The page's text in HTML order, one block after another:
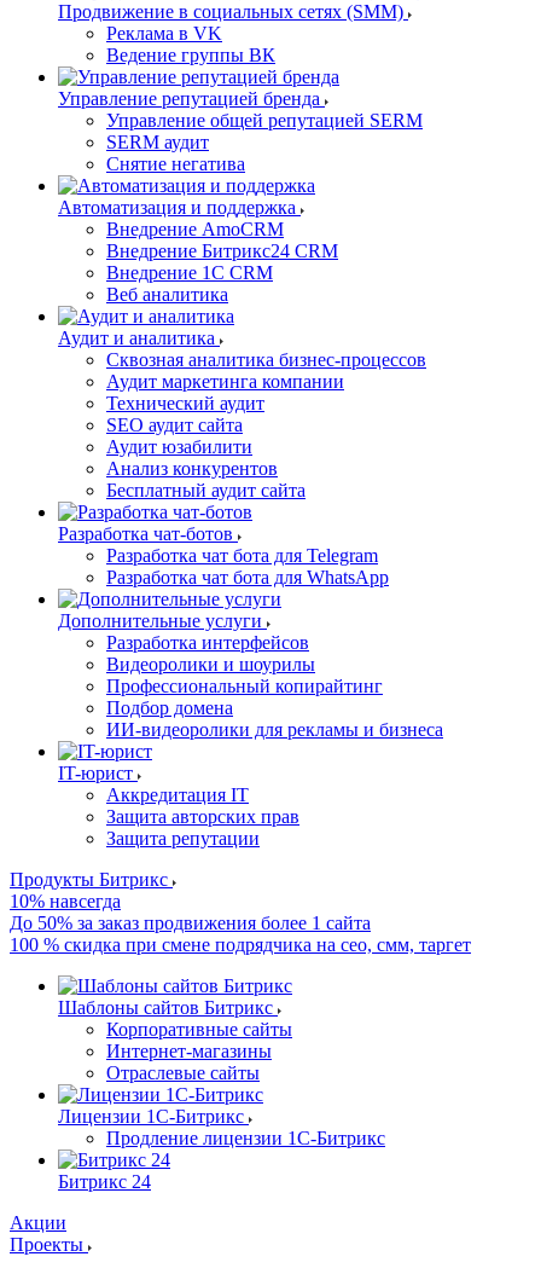
Продвижение в социальных сетях (SMM)
Реклама в VK
Ведение группы ВК
Управление репутацией бренда
Управление общей репутацией SERM
SERM аудит
Снятие негатива
Автоматизация и поддержка
Внедрение AmoCRM
Внедрение Битрикс24 CRM
Внедрение 1C CRM
Веб аналитика
Аудит и аналитика
Сквозная аналитика бизнес-процессов
Аудит маркетинга компании
Технический аудит
SEO аудит сайта
Аудит юзабилити
Анализ конкурентов
Бесплатный аудит сайта
Разработка чат-ботов
Разработка чат бота для Telegram
Разработка чат бота для WhatsApp
Дополнительные услуги
Разработка интерфейсов
Видеоролики и шоурилы
Профессиональный копирайтинг
Подбор домена
ИИ-видеоролики для рекламы и бизнеса
IT-юрист
Аккредитация IT
Защита авторских прав
Защита репутации
Продукты Битрикс
10% навсегда
До 50% за заказ продвижения более 1 сайта
100 % скидка при смене подрядчика на сео, смм, таргет
Шаблоны сайтов Битрикс
Корпоративные сайты
Интернет-магазины
Отраслевые сайты
Лицензии 1С-Битрикс
Продление лицензии 1С-Битрикс
Битрикс 24
Акции
Проекты